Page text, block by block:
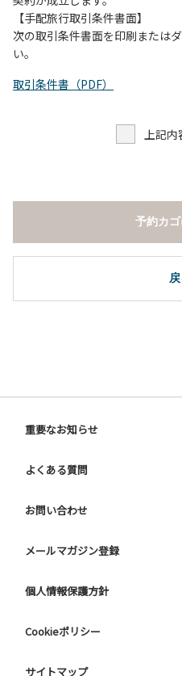
【手配旅行取引条件書面】
次の取引条件書面を印刷または
い。
取引条件書（PDF）
上記内
予約カ
重要なお知らせ
よくある質問
お問い合わせ
メールマガジン登録
個人情報保護方針
Cookieポリシー
サイトマップ